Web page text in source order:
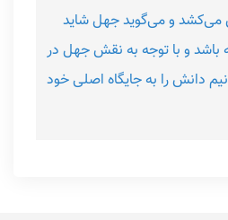
می‌کشد و می‌گوید جهل شاید
و با توجه به نقش جهل در
دانش را به جایگاه اصلی خود